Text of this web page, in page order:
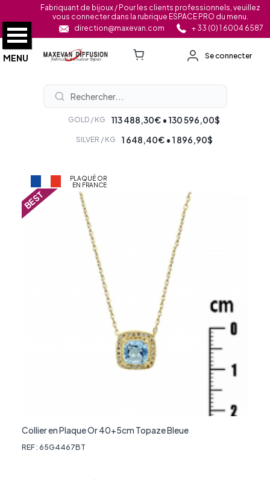
Fabriquant de bijoux / Pour les clients professionnels, veuillez
vous connecter dans la rubrique ESPACE PRO du menu.
direction@maxevan.com
+ 33 (0) 1 6004 6587
Se connecter
GOLD / KG 113 488,30€ • 130 596,00$
SILVER / KG 1 648,40€ • 1 896,90$
MENU
PLAQUÉ OR
EN FRANCE
BEST
Collier en Plaque Or 40+5cm Topaze Bleue
REF : 65G4467BT